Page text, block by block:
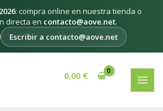
: compra online en nuestra tienda o
directa en contacto@aove.net.
Escribir a contacto@aove.net
0,00 €